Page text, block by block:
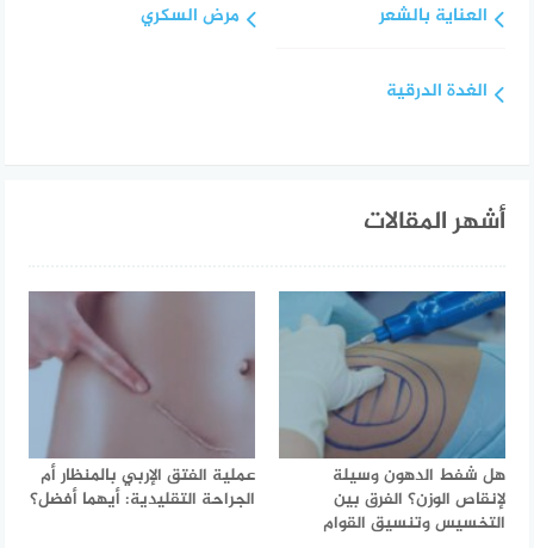
العناية بالشعر
الغدة الدرقية
مرض السكري
أشهر المقالات
هل شفط الدهون وسيلة
لإنقاص الوزن؟ الفرق بين
التخسيس وتنسيق القوام
عملية الفتق الإربي بالمنظار أم
الجراحة التقليدية: أيهما أفضل؟